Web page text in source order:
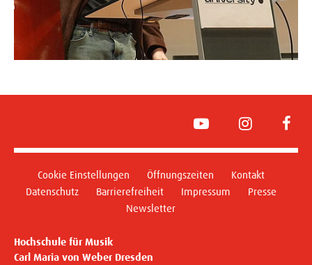
YouTube Instagram
Cookie Einstellungen Öffnungszeiten
Kontakt
Datenschutz
Barrierefreiheit Impressum
Presse
Newsletter
Hochschule für Musik
Carl Maria von Weber Dresden